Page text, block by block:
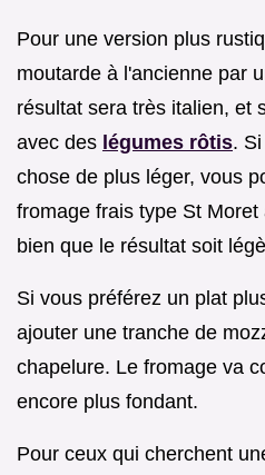
Pour une version plus
moutarde à l'ancienne par
résultat sera très italien, et
avec des légumes rôtis.
chose de plus léger, vous
fromage frais type St
bien que le résultat soit
Si vous préférez un plat
ajouter une tranche de
chapelure. Le fromage va
encore plus fondant.
Pour ceux qui cherchent